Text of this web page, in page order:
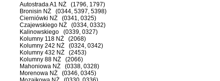
Autostrada A1 NŻ (1796, 1797)
Bronisin NŻ (0344, 5397, 5398)
Cierniówki NŻ (0341, 0325)
Czajewskiego NŻ (0334, 0332)
Kalinowskiego (0339, 0327)
Kolumny 118 NŻ (2068)
Kolumny 242 NŻ (0324, 0342)
Kolumny 432 NŻ (2453)
Kolumny 88 NŻ (2066)
Mahoniowa NŻ (0338, 0328)
Morenowa NŻ (0346, 0345)